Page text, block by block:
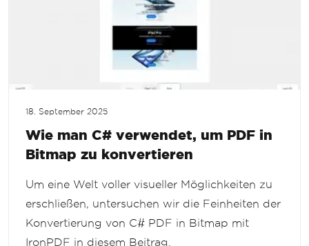
18. September 2025
Wie man C# verwendet, um PDF in
Bitmap zu konvertieren
Um eine Welt voller visueller Möglichkeiten zu
erschließen, untersuchen wir die Feinheiten der
Konvertierung von C# PDF in Bitmap mit
IronPDF in diesem Beitrag.